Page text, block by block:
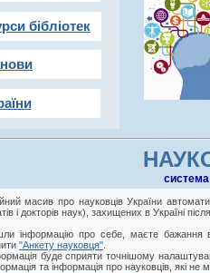
бібліотек
cистема
масив про науковців України
і докторів наук), захищених в Україні
інформацію про себе, маєте бажання
"Анкету науковця"
буде сприяти точнішому
та інформація про науковців, які не